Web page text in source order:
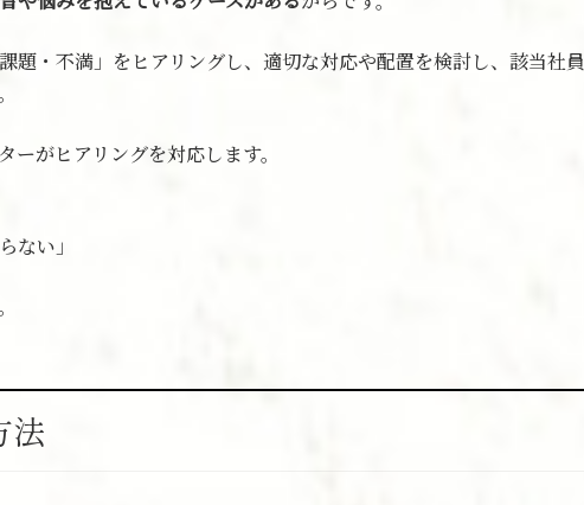
題・不満」をヒアリングし、適切な対応や配置を検討し、該当社員
がヒアリングを対応します。
ない」
法